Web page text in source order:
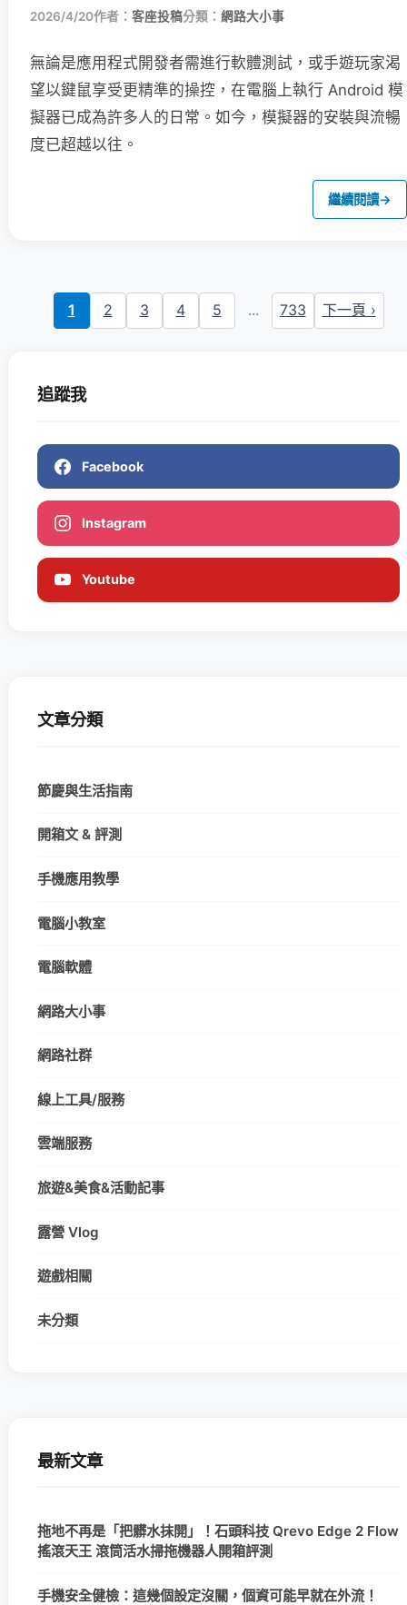
2026/4/20作者： 客座投稿分類： 網路大小事
無論是應用程式開發者需進行軟體測試，或手遊玩家渴
望以鍵鼠享受更精準的操控，在電腦上執行 Android 模
擬器已成為許多人的日常。如今，模擬器的安裝與流暢
度已超越以往。
繼續閱讀→
1 2 3 4 5 ... 733 下一頁 ›
追蹤我
Facebook
Instagram
Youtube
文章分類
節慶與生活指南
開箱文 & 評測
手機應用教學
電腦小教室
電腦軟體
網路大小事
網路社群
線上工具/服務
雲端服務
旅遊&美食&活動記事
露營 Vlog
遊戲相關
未分類
最新文章
拖地不再是「把髒水抹開」！石頭科技 Qrevo Edge 2 Flow
搖滾天王 滾筒活水掃拖機器人開箱評測
手機安全健檢：這幾個設定沒關，個資可能早就在外流！